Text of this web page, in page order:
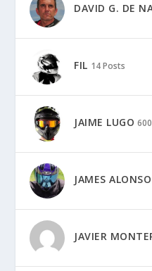
DAVID G. DE
FIL 14 Posts
JAIME LUGO
JAMES ALONSO
JAVIER